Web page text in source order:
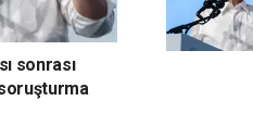
sonrası